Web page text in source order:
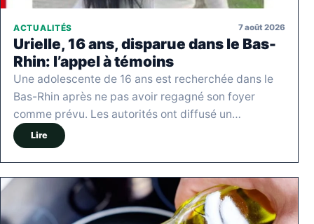
ACTUALITÉS 7 août 2026
Urielle, 16 ans, disparue dans le Bas-
Rhin: l’appel à témoins
Une adolescente de 16 ans est recherchée dans le
Bas-Rhin après ne pas avoir regagné son foyer
comme prévu. Les autorités ont diffusé un…
Lire